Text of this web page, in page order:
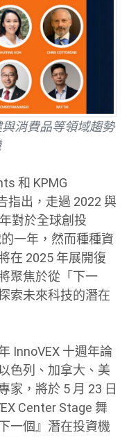
消費品等領域趨勢
和 KPMG
指出，走過 2022 與
對於全球創投
一年，然而種種資
在 2025 年展開復
聚焦於從「下一
索未來科技的潛在
InnoVEX 十週年論
色列、加拿大、美
家，將於 5 月 23 日
Center Stage 舞
一個』潛在投資機